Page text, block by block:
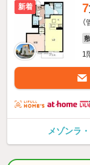
新着 7
敷
1
メゾンラ